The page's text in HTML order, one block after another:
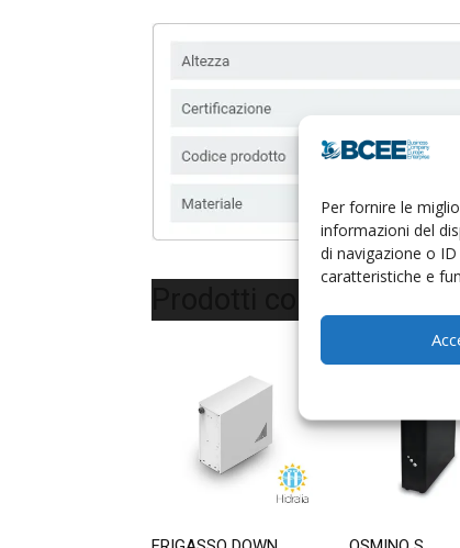
Per fornire le
informazioni del
di navigazione o
caratteristiche e